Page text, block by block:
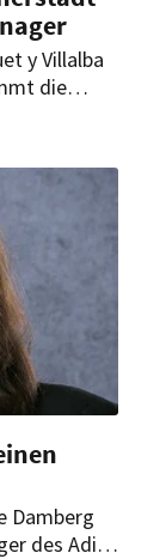
y Villalba
die
neu
operative
Hotels.
Damberg
des Adina